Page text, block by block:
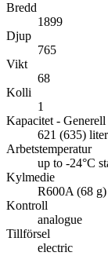
Bredd
1899
Djup
765
Vikt
68
Kolli
1
Kapacitet - Generell
621 (635)
Arbetstemperatur
up to -24°C
Kylmedie
R600A (68 g)
Kontroll
analogue
Tillförsel
electric